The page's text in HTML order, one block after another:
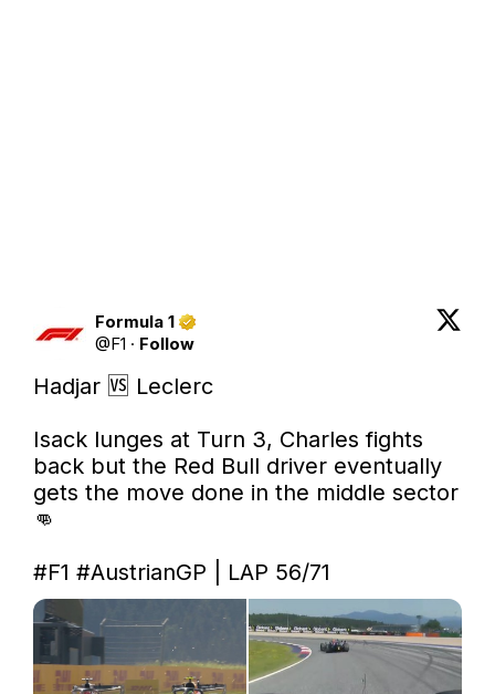
Formula 1
@F1 · Follow
Hadjar 🆚 Leclerc
Isack lunges at Turn 3, Charles fights
back but the Red Bull driver eventually
gets the move done in the middle sector
👊
#F1 #AustrianGP | LAP 56/71